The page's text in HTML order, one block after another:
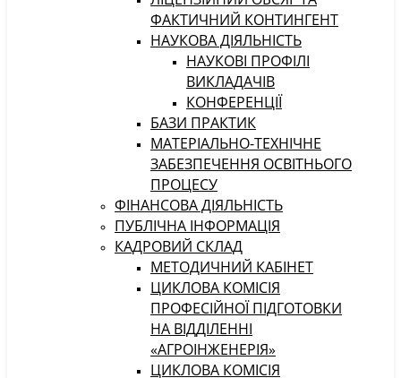
ФАКТИЧНИЙ КОНТИНГЕНТ
НАУКОВА ДІЯЛЬНІСТЬ
НАУКОВІ ПРОФІЛІ
ВИКЛАДАЧІВ
КОНФЕРЕНЦІЇ
БАЗИ ПРАКТИК
МАТЕРІАЛЬНО-ТЕХНІЧНЕ
ЗАБЕЗПЕЧЕННЯ ОСВІТНЬОГО
ПРОЦЕСУ
ФІНАНСОВА ДІЯЛЬНІСТЬ
ПУБЛІЧНА ІНФОРМАЦІЯ
КАДРОВИЙ СКЛАД
МЕТОДИЧНИЙ КАБІНЕТ
ЦИКЛОВА КОМІСІЯ
ПРОФЕСІЙНОЇ ПІДГОТОВКИ
НА ВІДДІЛЕННІ
«АГРОІНЖЕНЕРІЯ»
ЦИКЛОВА КОМІСІЯ